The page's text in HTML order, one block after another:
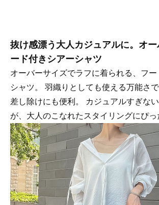
抜け感漂う大人カジュアルに。オ
ード付きシアーシャツ
オーバーサイズでラフに着られる、フ
シャツ。 羽織りとしても使える万能さ
差し除けにも便利。 カジュアルすぎな
が、大人のこなれたスタイリングにぴっ